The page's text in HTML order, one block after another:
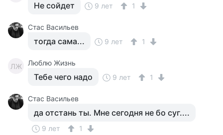
Не сойдет 9 лет 1
Стас Васильев
тогда сама... 9 лет 1
ЛЖ Люблю Жизнь
Тебе чего надо 9 лет 1
Стас Васильев
да отстань ты. Мне сегодня не бо суг....
9 лет 1